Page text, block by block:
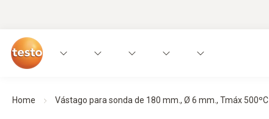
Home Vástago para sonda de 180 mm., Ø 6 mm., Tmáx 500ºC